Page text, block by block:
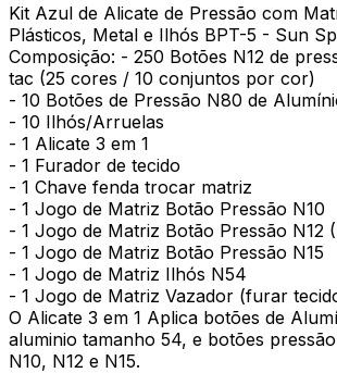
Kit Azul de Alicate de Pressão com
Plásticos, Metal e Ilhós BPT-5 - Sun
Composição: - 250 Botões N12 de
tac (25 cores / 10 conjuntos por cor)
- 10 Botões de Pressão N80 de
- 10 Ilhós/Arruelas
- 1 Alicate 3 em 1
- 1 Furador de tecido
- 1 Chave fenda trocar matriz
- 1 Jogo de Matriz Botão Pressão N10
- 1 Jogo de Matriz Botão Pressão N12
- 1 Jogo de Matriz Botão Pressão N15
- 1 Jogo de Matriz Ilhós N54
- 1 Jogo de Matriz Vazador (furar
O Alicate 3 em 1 Aplica botões de
aluminio tamanho 54, e botões
N10, N12 e N15.